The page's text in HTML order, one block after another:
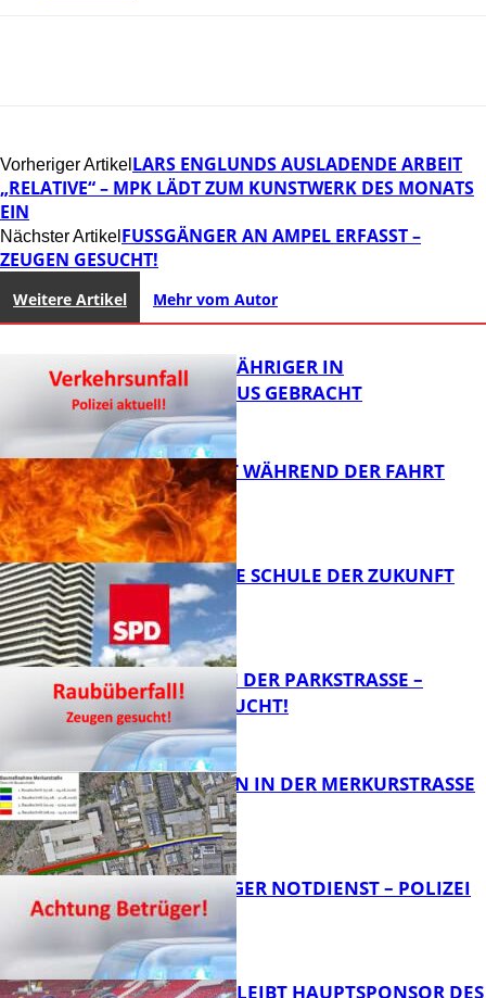
Vorheriger Artikel LARS ENGLUNDS AUSLADENDE ARBEIT
„RELATIVE“ – MPK LÄDT ZUM KUNSTWERK DES MONATS
EIN
Nächster Artikel FUSSGÄNGER AN AMPEL ERFASST – Z
EUGEN GESUCHT!
Weitere Artikel Mehr vom Autor
FB News
UNFALL: 58-JÄHRIGER IN
KRANKENHAUS GEBRACHT
FB News
AUTO FÄNGT WÄHREND DER FAHRT
FEUER
WIE SIEHT DIE SCHULE DER ZUKUNFT
AUS?
FB News
ÜBERFALL IN DER PARKSTRASSE – Z
EUGEN GESUCHT!
BAUARBEITEN IN DER MERKURSTRASSE
FRAGWÜRDIGER NOTDIENST – POLIZEI
WARNT
NOVOLINE BLEIBT HAUPTSPONSOR DES